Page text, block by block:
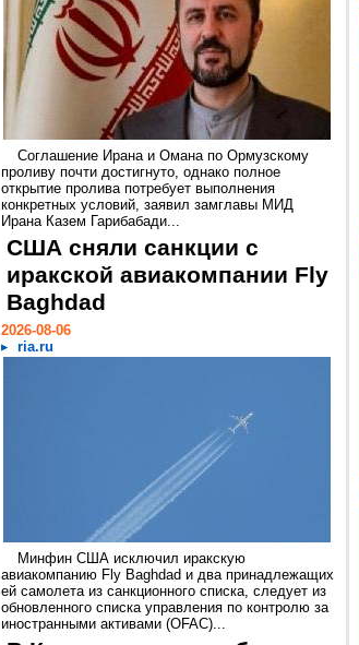
Соглашение Ирана и Омана по Ормузскому
проливу почти достигнуто, однако полное
открытие пролива потребует выполнения
конкретных условий, заявил замглавы МИД
Ирана Казем Гарибабади...
США сняли санкции с
иракской авиакомпании Fly
Baghdad
2026-08-06
ria.ru
Минфин США исключил иракскую
авиакомпанию Fly Baghdad и два принадлежащих
ей самолета из санкционного списка, следует из
обновленного списка управления по контролю за
иностранными активами (OFAC)...